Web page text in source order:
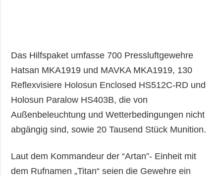
Das Hilfspaket umfasse 700 Pressluftgewehre
Hatsan MKA1919 und MAVKA MKA1919, 130
Reflexvisiere Holosun Enclosed HS512C-RD und
Holosun Paralow HS403B, die von
Außenbeleuchtung und Wetterbedingungen nicht
abgängig sind, sowie 20 Tausend Stück Munition.
Laut dem Kommandeur der “Artan”- Einheit mit
dem Rufnamen „Titan“ seien die Gewehre ein